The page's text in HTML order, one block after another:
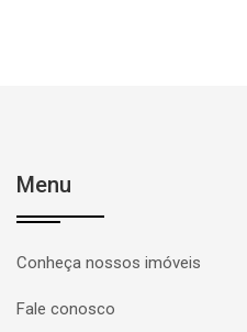
Menu
Conheça nossos imóveis
Fale conosco